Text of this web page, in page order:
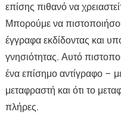
επίσης πιθανό να
Μπορούμε να
έγγραφα εκδίδοντας και
γνησιότητας. Αυτό
ένα επίσημο αντίγραφο –
μεταφραστή και ότι το
πλήρες.